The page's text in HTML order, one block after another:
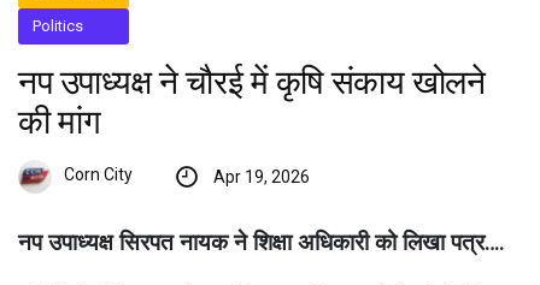
Politics
नप उपाध्यक्ष ने चौरई में कृषि संकाय खोलने
की मांग
Corn City Apr 19, 2026
नप उपाध्यक्ष सिरपत नायक ने शिक्षा अधिकारी को लिखा पत्र….